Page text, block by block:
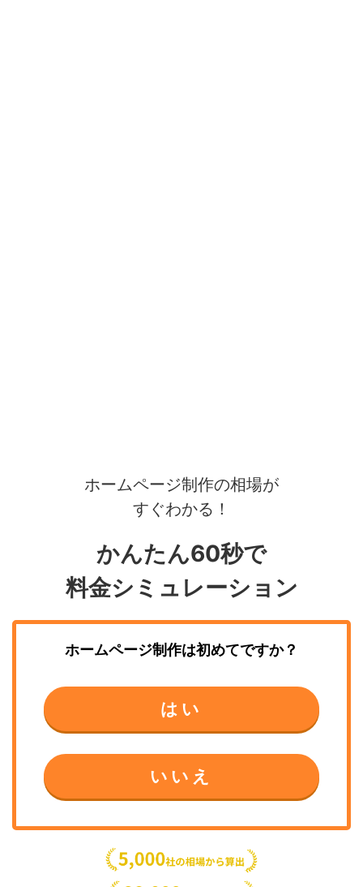
ホームページ制作の相場が
すぐわかる！
かんたん60秒で
料金シミュレーション
ホームページ制作は初めてですか？
はい
いいえ